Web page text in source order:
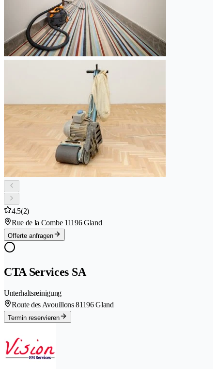
4.5(2)
Rue de la Combe 11196 Gland
Offerte anfragen
CTA Services SA
Unterhaltsreinigung
Route des Avouillons 81196 Gland
Termin reservieren